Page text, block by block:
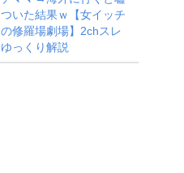
ついた結果ｗ【女イッチ
の修羅場劇場】2chスレ
ゆっくり解説